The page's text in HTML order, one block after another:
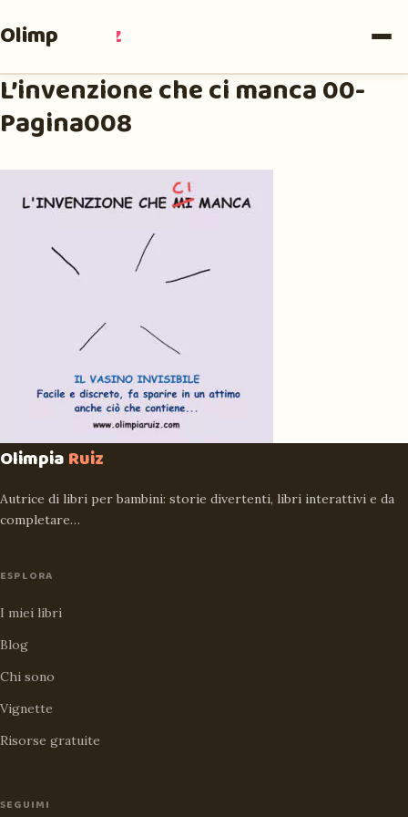
Olimpia Ruiz
L’invenzione che ci manca 00-
Pagina008
OlimpiaRuiz
Autrice di libri per bambini: storie divertenti, libri interattivi e da
completare…
ESPLORA
I miei libri
Blog
Chi sono
Vignette
Risorse gratuite
SEGUIMI